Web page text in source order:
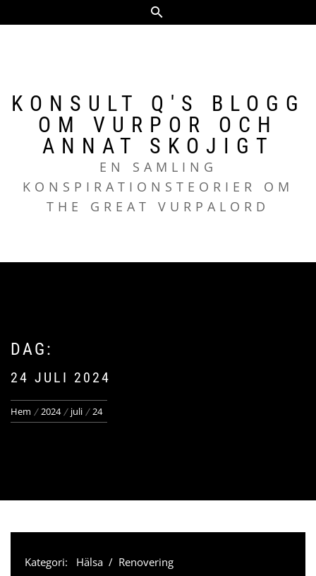
till
KONSULT Q'S BLOGG
OM VURPOR OCH
ANNAT SKOJIGT
EN SAMLING
KONSPIRATIONSTEORIER OM
THE GREAT VURPALORD
DAG:
24 JULI 2024
Hem 2024 juli 24
Kategori: Hälsa / Renovering